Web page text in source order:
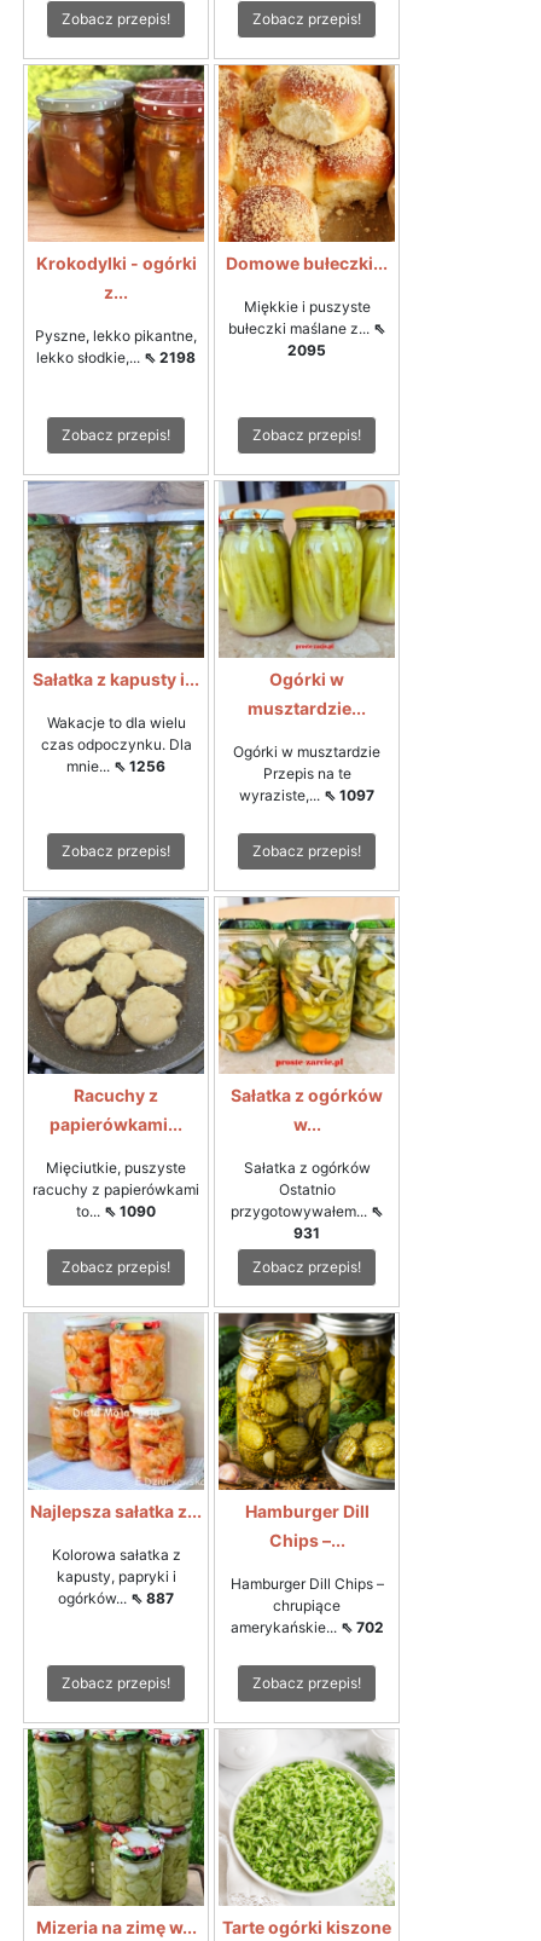
Zobacz przepis! Zobacz przepis!
Krokodylki - ogórki
z...
Pyszne, lekko pikantne,
lekko słodkie,... ⇖ 2198
Zobacz przepis!
Domowe bułeczki...
Miękkie i puszyste
bułeczki maślane z... ⇖
2095
Zobacz przepis!
Sałatka z kapusty i...
Wakacje to dla wielu
czas odpoczynku. Dla
mnie... ⇖ 1256
Zobacz przepis!
Ogórki w
musztardzie...
Ogórki w musztardzie
Przepis na te
wyraziste,... ⇖ 1097
Zobacz przepis!
Racuchy z
papierówkami...
Mięciutkie, puszyste
racuchy z papierówkami
to... ⇖ 1090
Zobacz przepis!
Sałatka z ogórków
w...
Sałatka z ogórków
Ostatnio
przygotowywałem... ⇖
931
Zobacz przepis!
Najlepsza sałatka z...
Kolorowa sałatka z
kapusty, papryki i
ogórków... ⇖ 887
Zobacz przepis!
Hamburger Dill
Chips –...
Hamburger Dill Chips –
chrupiące
amerykańskie... ⇖ 702
Zobacz przepis!
Mizeria na zimę w...
Tarte ogórki kiszone